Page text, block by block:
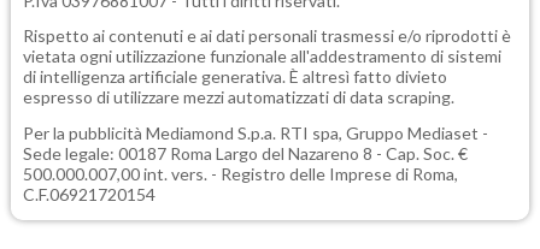
Rispetto ai contenuti e ai dati personali trasmessi e/o riprodotti è
vietata ogni utilizzazione funzionale all'addestramento di sistemi
di intelligenza artificiale generativa. È altresì fatto divieto
espresso di utilizzare mezzi automatizzati di data scraping.
Per la pubblicità Mediamond S.p.a. RTI spa, Gruppo Mediaset -
Sede legale: 00187 Roma Largo del Nazareno 8 - Cap. Soc. €
500.000.007,00 int. vers. - Registro delle Imprese di Roma,
C.F.06921720154